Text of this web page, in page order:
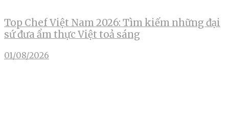
Top Chef Việt Nam 2026: Tìm kiếm những đại
sứ đưa ẩm thực Việt toả sáng
01/08/2026